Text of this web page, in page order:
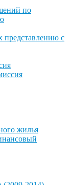
по
представлению с
жилья